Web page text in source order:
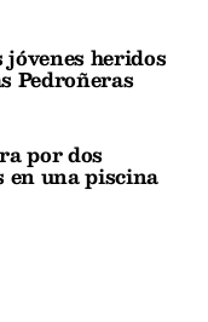
heridos
Pedroñeras
por dos
en una piscina